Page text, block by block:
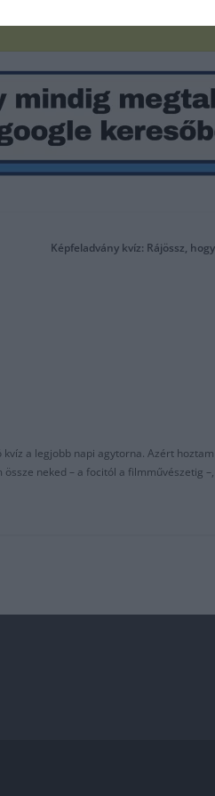
Képfeladvány kvíz: Rájössz,
a legjobb napi agytorna. Azért
neked – a focitól a filmművészetig